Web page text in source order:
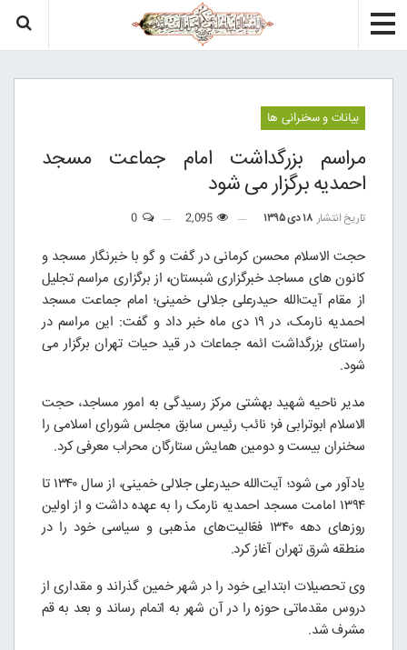
بیانات و سخنرانی ها
مراسم بزرگداشت امام جماعت مسجد
احمدیه برگزار می شود
تاریخ انتشار ۱۸ دی ۱۳۹۵ 2,095
0
حجت الاسلام محسن کرمانی در گفت و گو با خبرنگار مسجد و
کانون های مساجد خبرگزاری شبستان، از برگزاری مراسم تجلیل
از مقام آیت‌الله حیدرعلی جلالی خمینی؛ امام جماعت مسجد
احمدیه نارمک، در ۱۹ دی ماه خبر داد و گفت: این مراسم در
راستای بزرگداشت ائمه جماعات در قید حیات تهران برگزار می
شود.
مدیر ناحیه شهید بهشتی مرکز رسیدگی به امور مساجد، حجت
الاسلام ابوترابی فر؛ نائب رئیس سابق مجلس شورای اسلامی را
سخنران بیست و دومین همایش ستارگان محراب معرفی کرد.
یادآور می شود؛ آیت‌الله حیدرعلی جلالی خمینی، از سال ۱۳۴۰ تا
۱۳۹۴ امامت مسجد احمدیه نارمک را به عهده داشت و از اولین
روزهای دهه ۱۳۴۰ فعّالیت‌های مذهبی و سیاسی خود را در
منطقه شرق تهران آغاز کرد.
وی تحصیلات ابتدایی خود را در شهر خمین گذراند و مقداری از
دروس مقدماتی حوزه را در آن شهر به اتمام رساند و بعد به قم
مشرف شد.